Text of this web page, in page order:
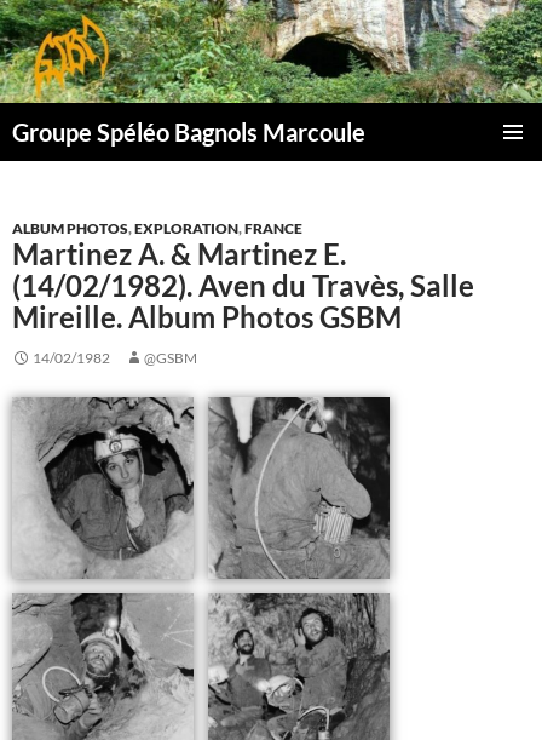
Aller
au
contenu
Groupe Spéléo Bagnols Marcoule
ALBUM PHOTOS,EXPLORATION,FRANCE
Martinez A. & Martinez E.
(14/02/1982). Aven du Travès, Salle
Mireille. Album Photos GSBM
14/02/1982 @GSBM